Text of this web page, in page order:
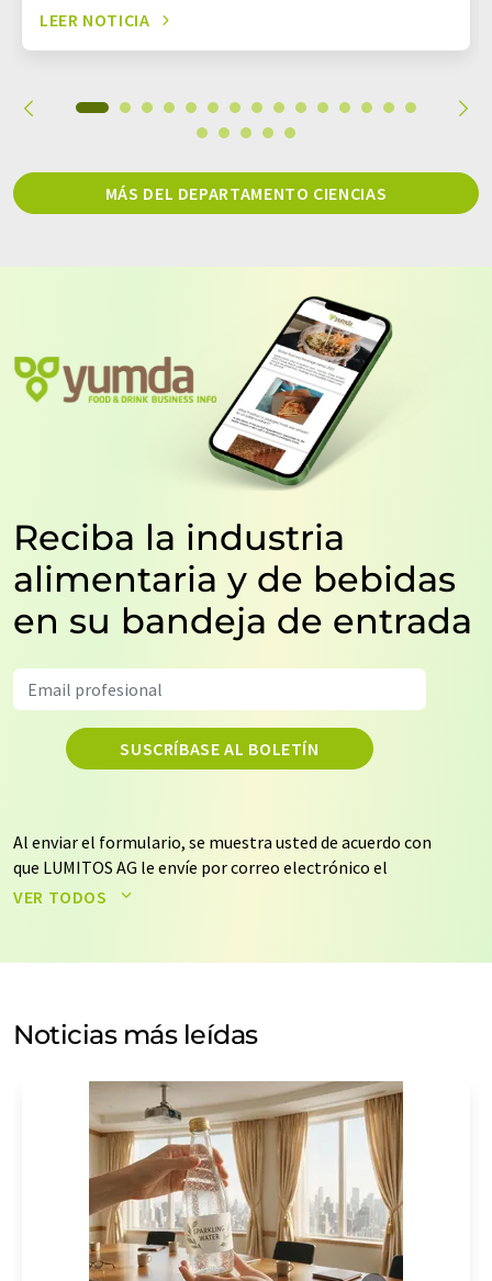
LEER NOTICIA
MÁS DEL DEPARTAMENTO CIENCIAS
Reciba la industria
alimentaria y de bebidas
en su bandeja de entrada
SUSCRÍBASE AL BOLETÍN
Al enviar el formulario, se muestra usted de acuerdo con
que LUMITOS AG le envíe por correo electrónico el
boletín o boletines seleccionados anteriormente. Sus
de nuestrapolítica de protección de datos. LUMITOS
electrónico a efectos publicitarios o de investigación de
mercado y opinión. Puede revocar en todo momento su
de indicar los motivos informando por correo postal a
LUMITOS AG, Ernst-Augustin-Str. 2, 12489 Berlín
(Alemania) o por correo electrónico a
revoke@lumitos.com. Además, en cada correo
electrónico se incluye un enlace para anular la
suscripción al boletín informativo correspondiente.
VER TODOS
Noticias más leídas